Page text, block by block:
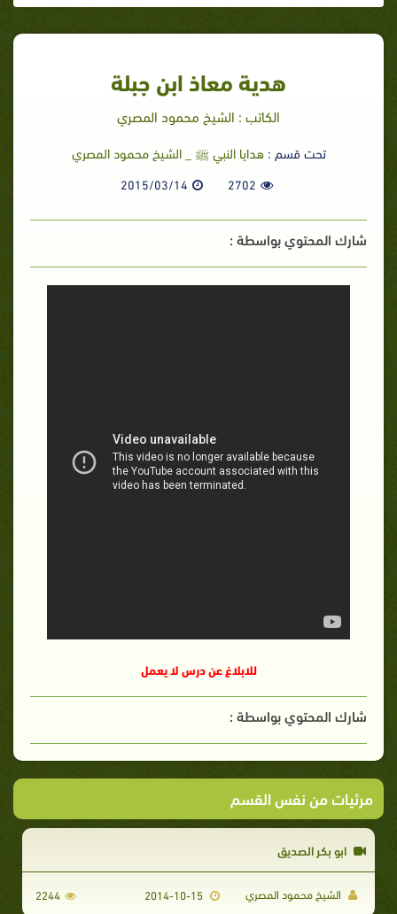
هدية معاذ ابن جبلة
الكاتب : الشيخ محمود المصري
تحت قسم :هدايا النبي ﷺ _ الشيخ محمود المصري
2702
2015/03/14
شارك المحتوي بواسطة :
للابلاغ عن درس لا يعمل
شارك المحتوي بواسطة :
مرئيات من نفس القسم
ابو بكر الصديق
الشيخ محمود المصري 2244